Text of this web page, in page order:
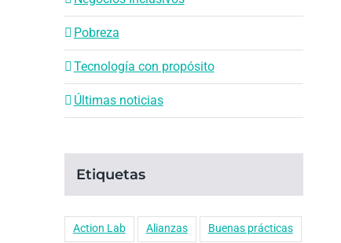
Pobreza
Tecnología con propósito
Últimas noticias
Etiquetas
Action Lab Alianzas Buenas prácticas